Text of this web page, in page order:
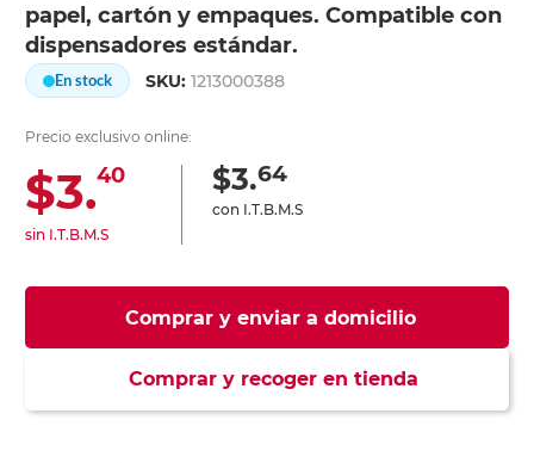
papel, cartón y empaques. Compatible con
dispensadores estándar.
En stock SKU:1213000388
Precio exclusivo online:
$3.40
sin I.T.B.M.S
$3.64
con I.T.B.M.S
Comprar y enviar a domicilio
Comprar y recoger en tienda